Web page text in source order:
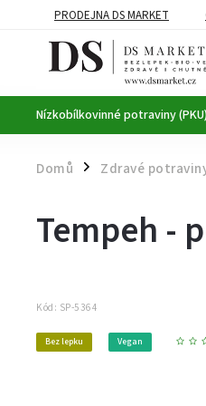
PRODEJNA DS MARKET
BEZLEPKOVÉ POTRAVINY
Nízkobílkovinné potraviny (PKU)
Domů / Zdravé
Tempeh -
Kód: SP-5364
Bez lepku Vegan